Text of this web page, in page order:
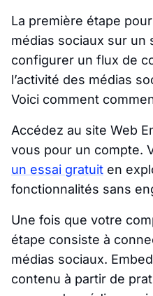
La première étape
médias sociaux sur un
configurer un flux de
l’activité des médias
Voici comment
Accédez au site Web
vous pour un compte.
un essai gratuit en
fonctionnalités sans
Une fois que votre
étape consiste à
médias sociaux.
contenu à partir de